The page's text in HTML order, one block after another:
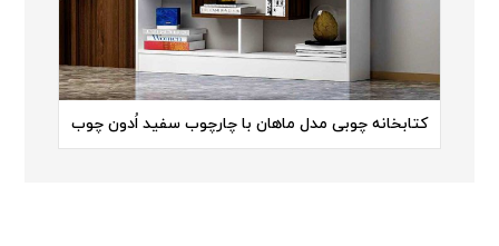
کتابخانه چوبی مدل ماهان با چارچوب سفید اُدون چوب